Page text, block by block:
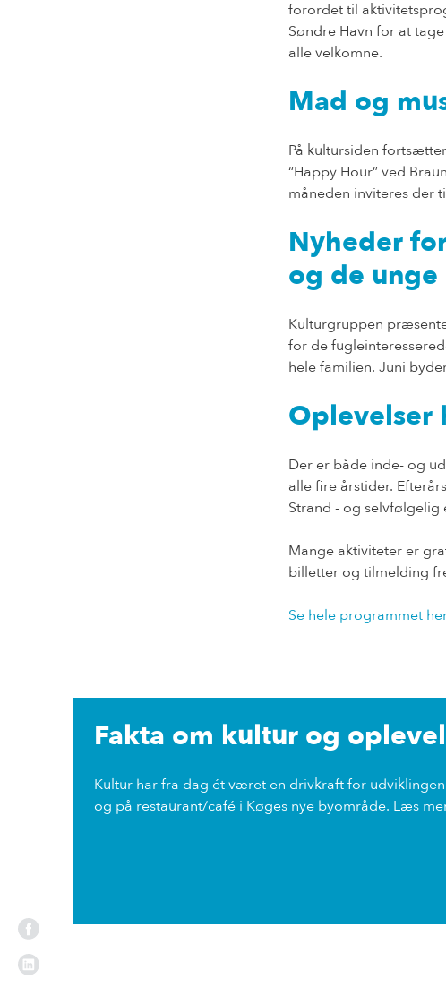
forordet til
Søndre Havn for at
alle velkomne.
Mad og
På kultursiden
“Happy Hour” ved
måneden inviteres der
Nyheder
og de unge
Kulturgruppen
for de
hele familien. Juni
Oplevelser
Der er både inde- og
alle fire årstider.
Strand - og
Mange aktiviteter er
billetter og tilmelding
Se hele programmet
Fakta om kultur og
Kultur har fra dag ét været en drivkraft for
og på restaurant/café i Køges nye byområde. Læs